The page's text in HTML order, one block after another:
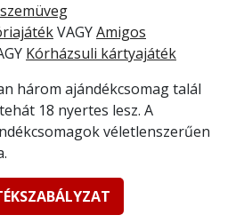
VAGYAmigos
Kórházsuli kártyajáték
három ajándékcsomag talál
18 nyertes lesz. A
véletlenszerűen